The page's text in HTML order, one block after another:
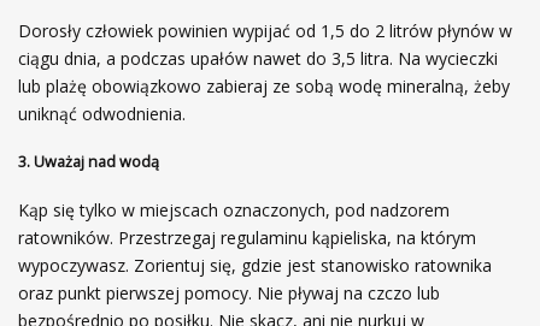
Dorosły człowiek powinien wypijać od 1,5 do 2 litrów płynów w
ciągu dnia, a podczas upałów nawet do 3,5 litra. Na wycieczki
lub plażę obowiązkowo zabieraj ze sobą wodę mineralną, żeby
uniknąć odwodnienia.
3. Uważaj nad wodą
Kąp się tylko w miejscach oznaczonych, pod nadzorem
ratowników. Przestrzegaj regulaminu kąpieliska, na którym
wypoczywasz. Zorientuj się, gdzie jest stanowisko ratownika
oraz punkt pierwszej pomocy. Nie pływaj na czczo lub
bezpośrednio po posiłku. Nie skacz, ani nie nurkuj w